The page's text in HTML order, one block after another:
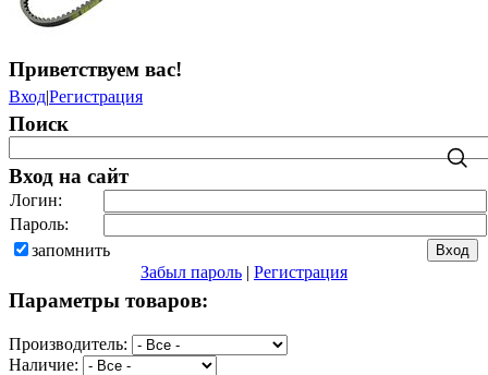
Приветствуем вас!
Вход|Регистрация
Поиск
Вход на сайт
Логин:
Пароль:
запомнить
Забыл пароль | Регистрация
Параметры товаров:
Производитель:
Наличие: